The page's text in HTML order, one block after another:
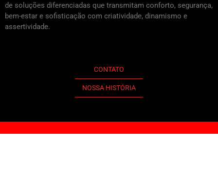
de soluções diferenciadas que transmitam conforto, segurança,
bem-estar e sofisticação com criatividade, dinamismo e
assertividade.
CONTATO
NOSSA HISTÓRIA